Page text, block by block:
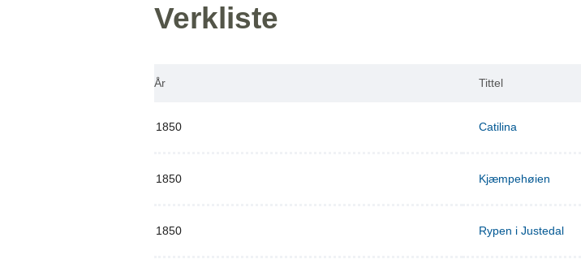
Verkliste
År Tittel
1850 Catilina
1850 Kjæmpehøien
1850 Rypen i Justedal